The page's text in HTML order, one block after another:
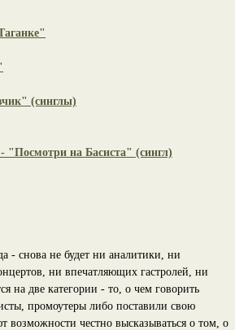
(синглы)
на Басиста" (сингл)
- снова не будет ни аналитики, ни
ни впечатляющих гастролей, ни
на две категории - то, о чем говорить
промоутеры либо поставили свою
возможности честно высказываться о том, о